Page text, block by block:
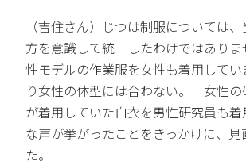
（吉住さん）じつは制服については
方を意識して統一したわけではあり
性モデルの作業服を女性も着用して
り女性の体型には合わない。 女性の
が着用していた白衣を男性研究員も
な声が挙がったことをきっかけに、見
た。